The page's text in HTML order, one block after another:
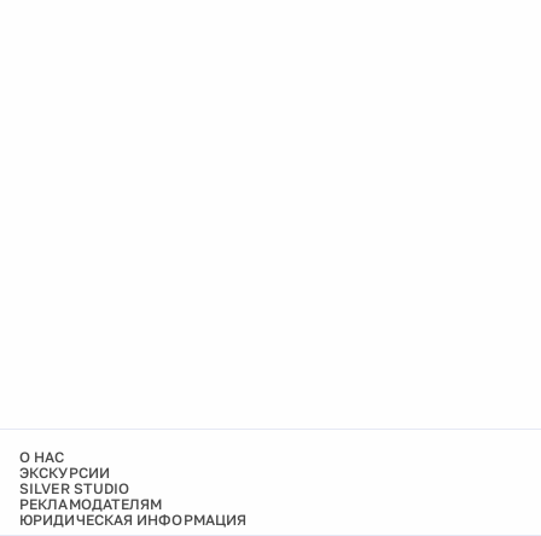
О НАС
ЭКСКУРСИИ
SILVER STUDIO
РЕКЛАМОДАТЕЛЯМ
ЮРИДИЧЕСКАЯ ИНФОРМАЦИЯ